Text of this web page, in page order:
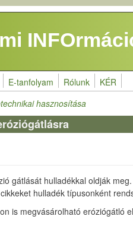
E-tanfolyam Rólunk KÉR
hasznosítása
gátlását hulladékkal oldják
hulladék típusonként
is megvásárolható